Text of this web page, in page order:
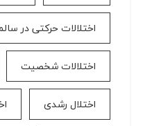
اختلالات حرکتی در
اختلالات شخصیت
اختلال رشدی